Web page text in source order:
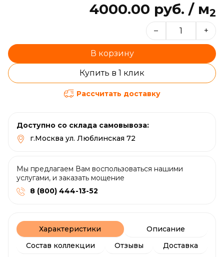
4000.00 руб. / м2
– +
В корзину
Купить в 1 клик
Рассчитать доставку
Доступно со склада самовывоза:
г.Москва ул. Люблинская 72
Мы предлагаем Вам воспользоваться нашими
услугами, и заказать мощение
8 (800) 444-13-52
Характеристики
Описание
Состав коллекции
Отзывы Доставка